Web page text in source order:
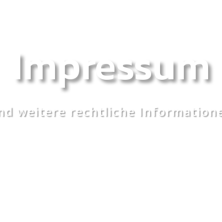
Impressum
weitere rechtliche